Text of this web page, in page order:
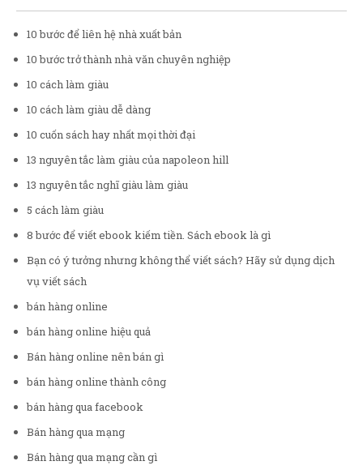
10 bước để liên hệ nhà xuất bản
10 bước trở thành nhà văn chuyên nghiệp
10 cách làm giàu
10 cách làm giàu dễ dàng
10 cuốn sách hay nhất mọi thời đại
13 nguyên tắc làm giàu của napoleon hill
13 nguyên tắc nghĩ giàu làm giàu
5 cách làm giàu
8 bước để viết ebook kiếm tiền. Sách ebook là gì
Bạn có ý tưởng nhưng không thể viết sách? Hãy sử dụng dịch
vụ viết sách
bán hàng online
bán hàng online hiệu quả
Bán hàng online nên bán gì
bán hàng online thành công
bán hàng qua facebook
Bán hàng qua mạng
Bán hàng qua mạng cần gì